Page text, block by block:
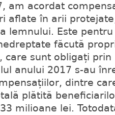
am acordat
aflate în arii
lemnului. Este
făcută
care sunt obligați
anului 2017 s-au
dintre
plătită
milioane lei.